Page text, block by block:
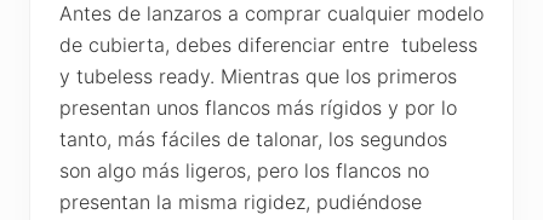
Antes de lanzaros a comprar cualquier modelo
de cubierta, debes diferenciar entre tubeless
y tubeless ready. Mientras que los primeros
presentan unos flancos más rígidos y por lo
tanto, más fáciles de talonar, los segundos
son algo más ligeros, pero los flancos no
presentan la misma rigidez, pudiéndose